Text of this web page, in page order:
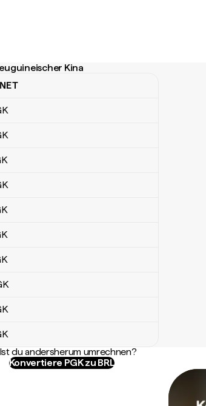
Kina
Kina
du andersherum umrechnen?
Konvertiere PGK zu BRL